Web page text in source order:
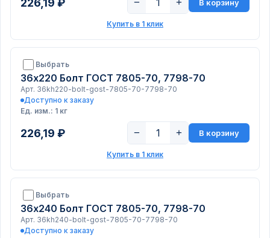
В корзину
Купить в 1 клик
Выбрать
36х220 Болт ГОСТ 7805-70, 7798-70
Арт. 36kh220-bolt-gost-7805-70-7798-70
Доступно к заказу
Ед. изм.: 1 кг
226,19 ₽ − + В корзину
Купить в 1 клик
Выбрать
36х240 Болт ГОСТ 7805-70, 7798-70
Арт. 36kh240-bolt-gost-7805-70-7798-70
Доступно к заказу